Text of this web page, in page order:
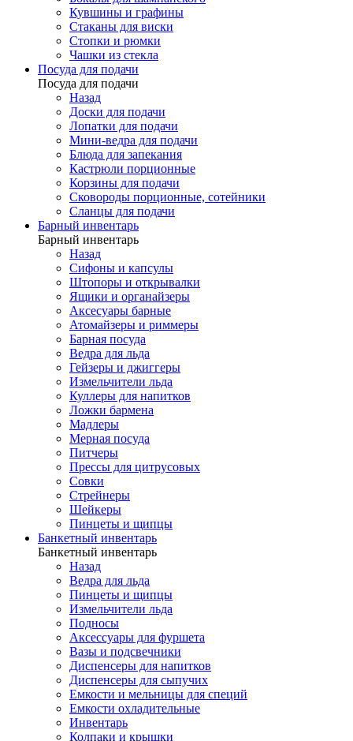
Кувшины и графины
Стаканы для виски
Стопки и рюмки
Чашки из стекла
Посуда для подачи
Посуда для подачи
Назад
Доски для подачи
Лопатки для подачи
Мини-ведра для подачи
Блюда для запекания
Кастрюли порционные
Корзины для подачи
Сковороды порционные, сотейники
Сланцы для подачи
Барный инвентарь
Барный инвентарь
Назад
Сифоны и капсулы
Штопоры и открывалки
Ящики и органайзеры
Аксесуары барные
Атомайзеры и риммеры
Барная посуда
Ведра для льда
Гейзеры и джиггеры
Измельчители льда
Куллеры для напитков
Ложки бармена
Мадлеры
Мерная посуда
Питчеры
Прессы для цитрусовых
Совки
Стрейнеры
Шейкеры
Пинцеты и щипцы
Банкетный инвентарь
Банкетный инвентарь
Назад
Ведра для льда
Пинцеты и щипцы
Измельчители льда
Подносы
Аксессуары для фуршета
Вазы и подсвечники
Диспенсеры для напитков
Диспенсеры для сыпучих
Емкости и мельницы для специй
Емкости охладительные
Инвентарь
Колпаки и крышки